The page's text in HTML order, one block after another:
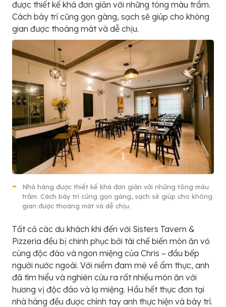
được thiết kế khá đơn giản với những tông màu trầm.
Cách bày trí cũng gọn gàng, sạch sẽ giúp cho không
gian được thoáng mát và dễ chịu.
Nhà hàng được thiết kế khá đơn giản với những tông màu
trầm. Cách bày trí cũng gọn gàng, sạch sẽ giúp cho không
gian được thoáng mát và dễ chịu.
Tất cả các du khách khi đến với Sisters Tavern &
Pizzeria đều bị chinh phục bởi tài chế biến món ăn vô
cùng độc đáo và ngon miệng của Chris – đầu bếp
người nước ngoài. Với niềm đam mê về ẩm thực, anh
đã tìm hiểu và nghiên cứu ra rất nhiều món ăn với
hương vị độc đáo và lạ miệng. Hầu hết thực đơn tại
nhà hàng đều được chính tay anh thực hiện và bày trí.